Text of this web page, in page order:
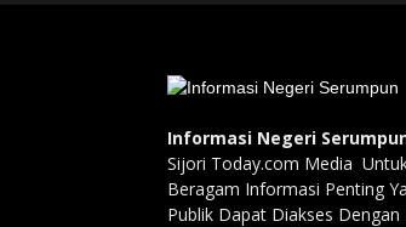
Informasi Negeri
Sijori Today.com Media
Beragam Informasi Penting
Publik Dapat Diakses